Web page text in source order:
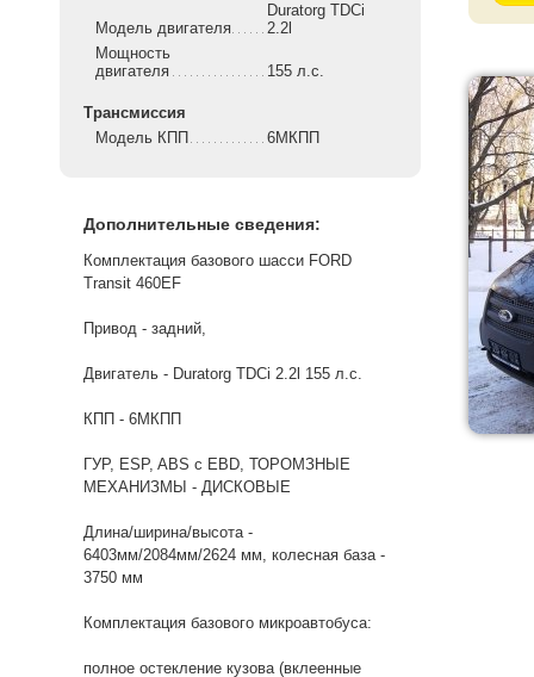
Модель двигателя
Duratorg TDCi
2.2l
Мощность
двигателя
155 л.с.
Трансмиссия
Модель КПП
6МКПП
Дополнительные сведения:
Комплектация базового шасси FORD
Transit 460EF
Привод - задний,
Двигатель - Duratorg TDCi 2.2l 155 л.с.
КПП - 6МКПП
ГУР, ESP, ABS c EBD, ТОРОМЗНЫЕ
МЕХАНИЗМЫ - ДИСКОВЫЕ
Длина/ширина/высота -
6403мм/2084мм/2624 мм, колесная база -
3750 мм
Комплектация базового микроавтобуса:
полное остекление кузова (вклеенные